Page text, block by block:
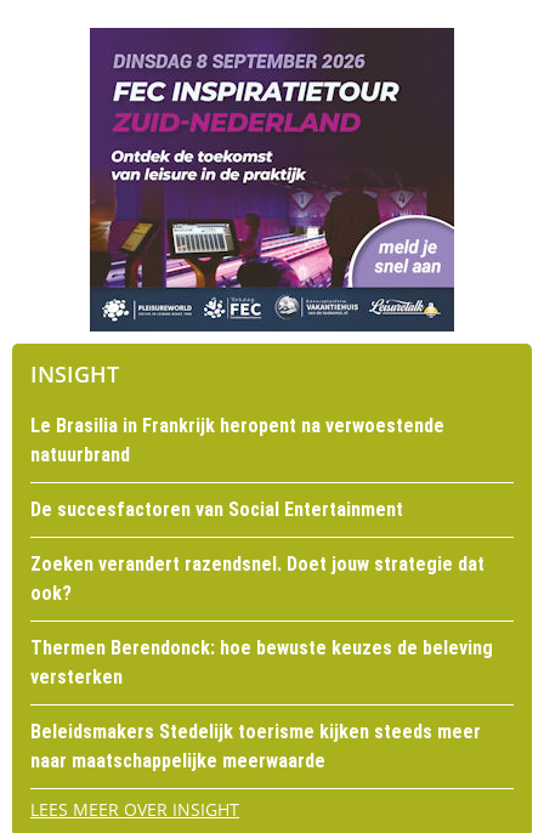
INSIGHT
Le Brasilia in Frankrijk heropent na verwoestende
natuurbrand
De succesfactoren van Social Entertainment
Zoeken verandert razendsnel. Doet jouw strategie dat
ook?
Thermen Berendonck: hoe bewuste keuzes de beleving
versterken
Beleidsmakers Stedelijk toerisme kijken steeds meer
naar maatschappelijke meerwaarde
LEES MEER OVER INSIGHT